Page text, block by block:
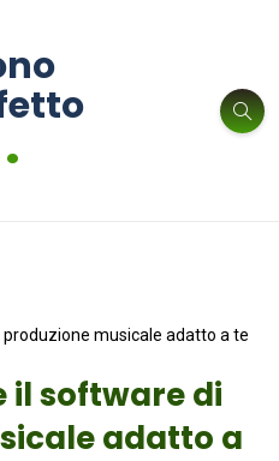
.
musicale adatto a te
il software di
adatto a